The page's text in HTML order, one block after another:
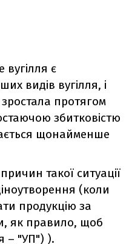
є
видів вугілля, і
протягом
збитковістю
щонайменше
такої ситуації
(коли
продукцію за
як правило, щоб
– "УП") ).